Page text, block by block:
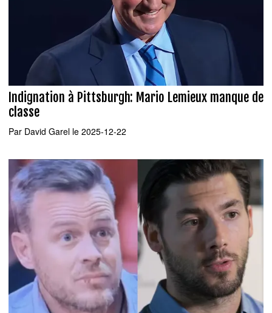
Indignation à Pittsburgh: Mario Lemieux manque de
classe
Par David Garel le 2025-12-22